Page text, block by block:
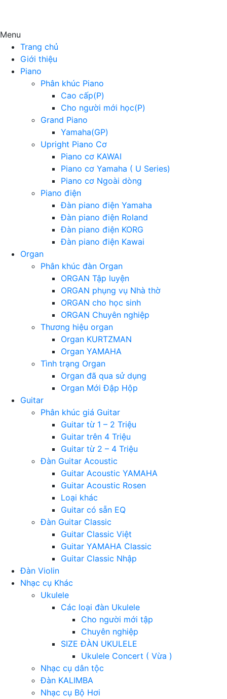
Menu
Trang chủ
Giới thiệu
Piano
Phân khúc Piano
Cao cấp(P)
Cho người mới học(P)
Grand Piano
Yamaha(GP)
Upright Piano Cơ
Piano cơ KAWAI
Piano cơ Yamaha ( U Series)
Piano cơ Ngoài dòng
Piano điện
Đàn piano điện Yamaha
Đàn piano điện Roland
Đàn piano điện KORG
Đàn piano điện Kawai
Organ
Phân khúc đàn Organ
ORGAN Tập luyện
ORGAN phụng vụ Nhà thờ
ORGAN cho học sinh
ORGAN Chuyên nghiệp
Thương hiệu organ
Organ KURTZMAN
Organ YAMAHA
Tình trạng Organ
Organ đã qua sử dụng
Organ Mới Đập Hộp
Guitar
Phân khúc giá Guitar
Guitar từ 1 – 2 Triệu
Guitar trên 4 Triệu
Guitar từ 2 – 4 Triệu
Đàn Guitar Acoustic
Guitar Acoustic YAMAHA
Guitar Acoustic Rosen
Loại khác
Guitar có sẵn EQ
Đàn Guitar Classic
Guitar Classic Việt
Guitar YAMAHA Classic
Guitar Classic Nhập
Đàn Violin
Nhạc cụ Khác
Ukulele
Các loại đàn Ukulele
Cho người mới tập
Chuyên nghiệp
SIZE ĐÀN UKULELE
Ukulele Concert ( Vừa )
Nhạc cụ dân tộc
Đàn KALIMBA
Nhạc cụ Bộ Hơi